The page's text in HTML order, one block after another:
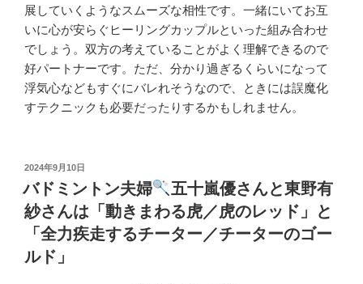
展していくようなスムーズな相性です。一緒にいてお互
いに心が安らぐヒーリングカップルといった組み合わせ
でしょう。双方の考えていることがよく理解できるので
好パートナーです。ただ、分かり過ぎるくらいになって
浮気心などもすぐにバレれそうなので、ときには誤魔化
すテクニックも必要だったりするかもしれません。
投
日:
2024年9月10日
バドミントン夫婦
五十嵐優さんと東野有
紗さんは「動きまわる虎／虎のレッド」と
「全力疾走するチーター／チーターのゴー
ルド」